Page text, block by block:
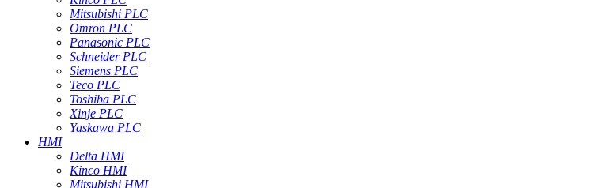
Mitsubishi PLC
Omron PLC
Panasonic PLC
Schneider PLC
Siemens PLC
Teco PLC
Toshiba PLC
Xinje PLC
Yaskawa PLC
HMI
Delta HMI
Kinco HMI
Mitsubishi HMI